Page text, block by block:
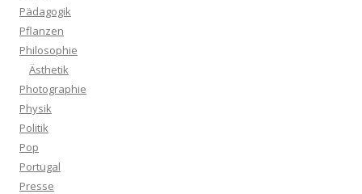
Pädagogik
Pflanzen
Philosophie
Ästhetik
Photographie
Physik
Politik
Pop
Portugal
Presse